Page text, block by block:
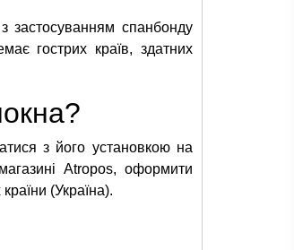
застосуванням спанбонду
гострих країв, здатних
з його установкою на
Atropos, оформити
(Україна).